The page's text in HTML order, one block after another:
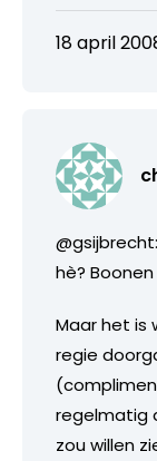
18 april
hè?
Maar het is
regie
regelmatig
zou willen